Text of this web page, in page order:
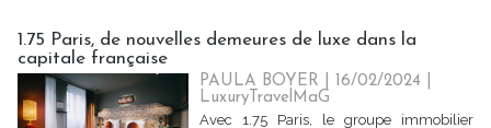
1.75 Paris, de nouvelles demeures de luxe dans la
capitale française
PAULA BOYER | 16/02/2024
LuxuryTravelMaG
Avec 1.75 Paris, le groupe immobilier